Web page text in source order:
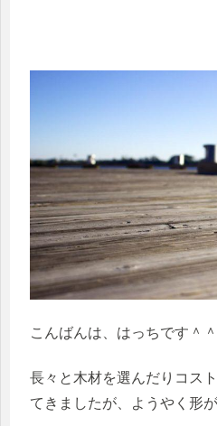
こんばんは、はっちです＾＾
長々と木材を選んだりコス
てきましたが、ようやく形